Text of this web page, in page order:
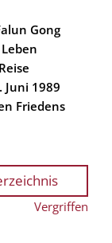
Gong
Reise
Juni 1989
Friedens
Vergriffen